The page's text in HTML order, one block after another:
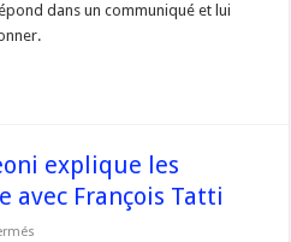
dans un communiqué et lui
explique les
avec François Tatti